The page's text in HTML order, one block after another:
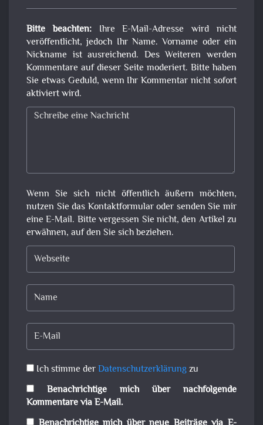
Bitte beachten:Ihre E-Mail-Adresse wird nicht
veröffentlicht, jedoch Ihr Name. Vorname oder ein
Nickname ist ausreichend. Des Weiteren werden
Kommentare auf dieser Seite moderiert. Bitte haben
Sie etwas Geduld, wenn Ihr Kommentar nicht sofort
aktiviert wird.
Wenn Sie sich nicht öffentlich äußern möchten,
nutzen Sie das Kontaktformular oder senden Sie mir
eine E-Mail. Bitte vergessen Sie nicht, den Artikel zu
erwähnen, auf den Sie sich beziehen.
Ich stimme derDatenschutzerklärungzu
Benachrichtige mich über nachfolgende
Kommentare via E-Mail.